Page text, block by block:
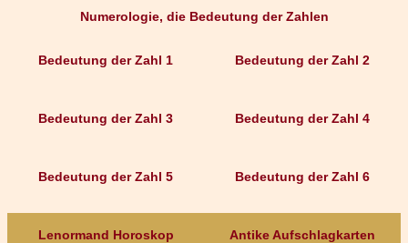
Numerologie, die Bedeutung der Zahlen
Bedeutung der Zahl 1
Bedeutung der Zahl 3
Bedeutung der Zahl 5
Bedeutung der Zahl 2
Bedeutung der Zahl 4
Bedeutung der Zahl 6
Lenormand Horoskop Antike Aufschlagkarten